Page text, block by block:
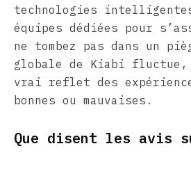
technologies
équipes dédiées pour
ne tombez pas dans un
globale de Kiabi fluctue,
vrai reflet des
bonnes ou mauvaises.
Que disent les avis